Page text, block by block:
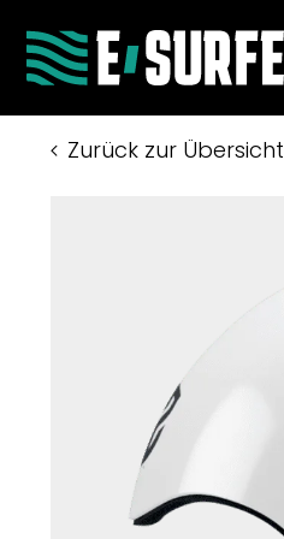
Zurück zur Übersicht